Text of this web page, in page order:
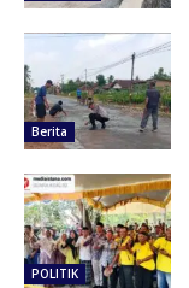
Berita
POLITIK